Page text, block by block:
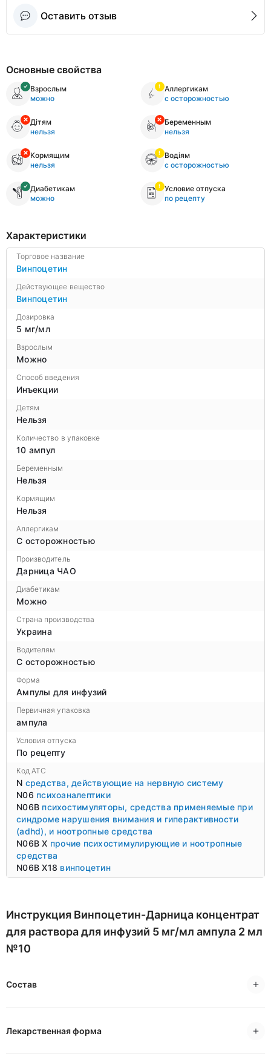
Оставить отзыв
Основные свойства
Взрослым
можно
Аллергикам
с осторожностью
Дітям
нельзя
Беременным
нельзя
Кормящим
нельзя
Водіям
с осторожностью
Диабетикам
можно
Условие отпуска
по рецепту
Характеристики
Торговое название
Винпоцетин
Действующее вещество
Винпоцетин
Дозировка
5 мг/мл
Взрослым
Можно
Способ введения
Инъекции
Детям
Нельзя
Количество в упаковке
10 ампул
Беременным
Нельзя
Кормящим
Нельзя
Аллергикам
С осторожностью
Производитель
Дарница ЧАО
Диабетикам
Можно
Страна производства
Украина
Водителям
С осторожностью
Форма
Ампулы для инфузий
Первичная упаковка
ампула
Условия отпуска
По рецепту
Код ATC
N средства, действующие на нервную систему
N06 психоаналептики
N06B психостимуляторы, средства применяемые при
синдроме нарушения внимания и гиперактивности
(adhd), и ноотропные средства
N06B X прочие психостимулирующие и ноотропные
средства
N06B X18 винпоцетин
Инструкция Винпоцетин-Дарница концентрат
для раствора для инфузий 5 мг/мл ампула 2 мл
№10
Состав
Лекарственная форма